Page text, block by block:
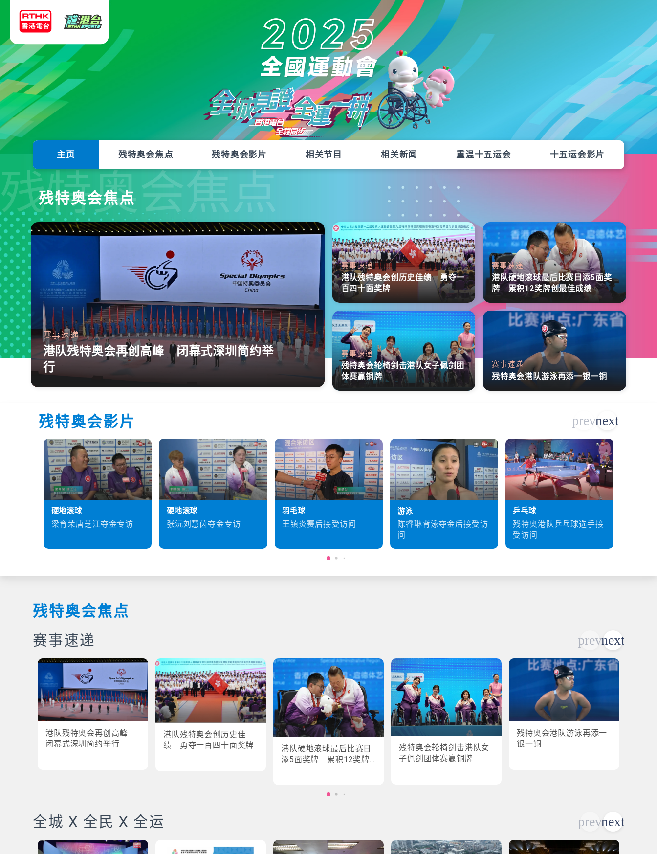
主页 残特奥会焦点 残特奥会影片 相关节目 相关新闻 重温十五运会 十五运会影片
残特奥会焦点
残特奥会焦点
赛事速递
港队残特奥会再创高峰 闭幕式深圳简约举
行
赛事速递
港队残特奥会创历史佳绩 勇夺一
百四十面奖牌
赛事速递
港队硬地滚球最后比赛日添5面奖
牌 累积12奖牌创最佳成绩
赛事速递
残特奥会轮椅剑击港队女子佩剑团
体赛赢铜牌
赛事速递
残特奥会港队游泳再添一银一铜
残特奥会影片
硬地滚球
梁育荣唐芝江夺金专访
硬地滚球
张沅刘慧茵夺金专访
羽毛球
王镇炎赛后接受访问
游泳
陈睿琳背泳夺金后接受访
问
乒乓球
残特奥港队乒乓球选手接
受访问
残特奥会焦点
赛事速递
港队残特奥会再创高峰
闭幕式深圳简约举行
港队残特奥会创历史佳
绩 勇夺一百四十面奖牌
港队硬地滚球最后比赛日
添5面奖牌 累积12奖牌
残特奥会轮椅剑击港队女
子佩剑团体赛赢铜牌
残特奥会港队游泳再添一
银一铜
全城 X 全民 X 全运